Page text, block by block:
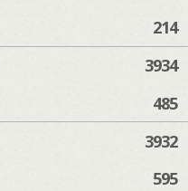
214
3934
485
3932
595